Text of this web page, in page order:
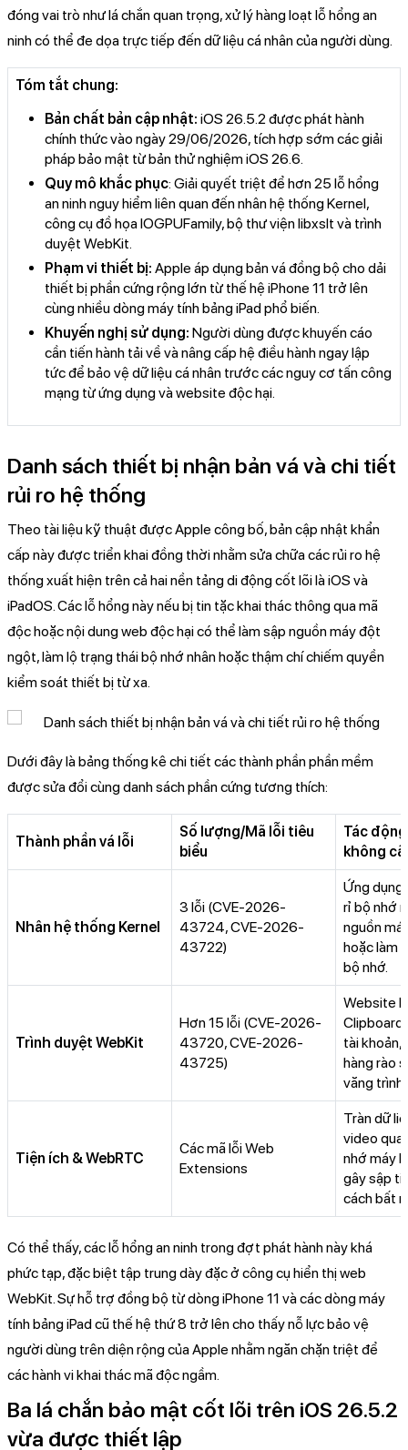
đóng vai trò như lá chắn quan trọng, xử lý hàng loạt lỗ hổng an
ninh có thể đe dọa trực tiếp đến dữ liệu cá nhân của người dùng.
Tóm tắt chung:
Bản chất bản cập nhật: iOS 26.5.2 được phát hành
chính thức vào ngày 29/06/2026, tích hợp sớm các giải
pháp bảo mật từ bản thử nghiệm iOS 26.6.
Quy mô khắc phục: Giải quyết triệt để hơn 25 lỗ hổng
an ninh nguy hiểm liên quan đến nhân hệ thống Kernel,
công cụ đồ họa IOGPUFamily, bộ thư viện libxslt và trình
duyệt WebKit.
Phạm vi thiết bị: Apple áp dụng bản vá đồng bộ cho dải
thiết bị phần cứng rộng lớn từ thế hệ iPhone 11 trở lên
cùng nhiều dòng máy tính bảng iPad phổ biến.
Khuyến nghị sử dụng: Người dùng được khuyến cáo
cần tiến hành tải về và nâng cấp hệ điều hành ngay lập
tức để bảo vệ dữ liệu cá nhân trước các nguy cơ tấn công
mạng từ ứng dụng và website độc hại.
Danh sách thiết bị nhận bản vá và chi tiết
rủi ro hệ thống
Theo tài liệu kỹ thuật được Apple công bố, bản cập nhật khẩn
cấp này được triển khai đồng thời nhằm sửa chữa các rủi ro hệ
thống xuất hiện trên cả hai nền tảng di động cốt lõi là iOS và
iPadOS. Các lỗ hổng này nếu bị tin tặc khai thác thông qua mã
độc hoặc nội dung web độc hại có thể làm sập nguồn máy đột
ngột, làm lộ trạng thái bộ nhớ nhân hoặc thậm chí chiếm quyền
kiểm soát thiết bị từ xa.
Dưới đây là bảng thống kê chi tiết các thành phần phần mềm
được sửa đổi cùng danh sách phần cứng tương thích:
Thành phần vá lỗi
Số lượng/Mã lỗi tiêu
biểu
Tác
không
Nhân hệ thống Kernel
3 lỗi (CVE-2026-
43724, CVE-2026-
43722)
Ứng dụng
rỉ bộ nhớ
nguồn
hoặc làm
bộ nhớ.
Trình duyệt WebKit
Hơn 15 lỗi (CVE-2026-
43720, CVE-2026-
43725)
Website
tài
hàng rào
văng trình
Tiện ích & WebRTC
Các mã lỗi Web
Extensions
Tràn dữ
video qua
nhớ máy
gây sập
cách bất
Có thể thấy, các lỗ hổng an ninh trong đợt phát hành này khá
phức tạp, đặc biệt tập trung dày đặc ở công cụ hiển thị web
WebKit. Sự hỗ trợ đồng bộ từ dòng iPhone 11 và các dòng máy
tính bảng iPad cũ thế hệ thứ 8 trở lên cho thấy nỗ lực bảo vệ
người dùng trên diện rộng của Apple nhằm ngăn chặn triệt để
các hành vi khai thác mã độc ngầm.
Ba lá chắn bảo mật cốt lõi trên iOS 26.5.2
vừa được thiết lập